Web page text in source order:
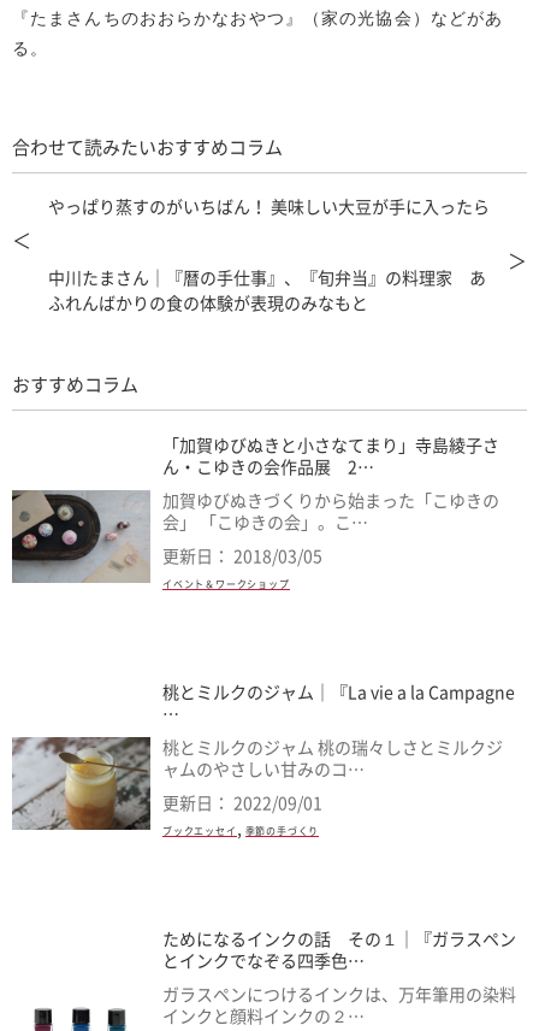
『たまさんちのおおらかなおやつ』（家の光協会）などがあ
る。
合わせて読みたいおすすめコラム
やっぱり蒸すのがいちばん！ 美味しい大豆が手に入ったら
中川たまさん｜『暦の手仕事』、『旬弁当』の料理家 あ
ふれんばかりの食の体験が表現のみなもと
＜
＞
おすすめコラム
「加賀ゆびぬきと小さなてまり」寺島綾子さ
ん・こゆきの会作品展 2…
加賀ゆびぬきづくりから始まった「こゆきの
会」 「こゆきの会」。こ…
更新日： 2018/03/05
イベント＆ワークショップ
桃とミルクのジャム｜『La vie a la Campagne
…
桃とミルクのジャム 桃の瑞々しさとミルクジ
ャムのやさしい甘みのコ…
更新日： 2022/09/01
ブックエッセイ 季節の手づくり
ためになるインクの話 その１｜『ガラスペン
とインクでなぞる四季色…
ガラスペンにつけるインクは、万年筆用の染料
インクと顔料インクの２…